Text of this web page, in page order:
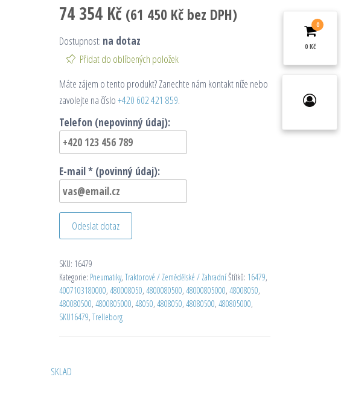
74 354 Kč (61 450 Kčbez DPH)
Dostupnost: na dotaz
Přidat do oblíbených položek
Máte zájem o tento produkt? Zanechte nám kontakt níže nebo
zavolejte na číslo+420 602 421 859.
Telefon (nepovinný údaj):
E-mail * (povinný údaj):
Odeslat dotaz
SKU: 16479
Kategorie: Pneumatiky, Traktorové / Zemědělské / ZahradníŠtítků: 16479,
4007103180000, 480008050, 4800080500, 48000805000, 48008050,
480080500, 4800805000, 48050, 4808050, 48080500, 480805000,
SKU16479, Trelleborg
SKLAD
0
0 Kč